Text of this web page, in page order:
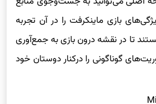
بازی ماینکرفت را در آن تجربه
تا در نقشه درون بازی به جمع‌آوری
گوناگونی را درکنار دوستان خود